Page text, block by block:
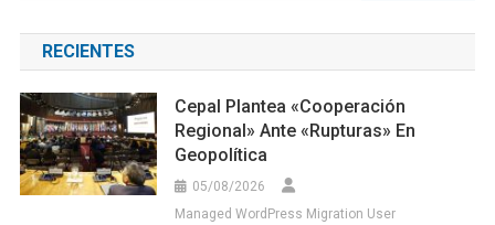
RECIENTES
Cepal Plantea «cooperación
Regional» Ante «rupturas» En
Geopolítica
05/08/2026
Managed WordPress Migration User